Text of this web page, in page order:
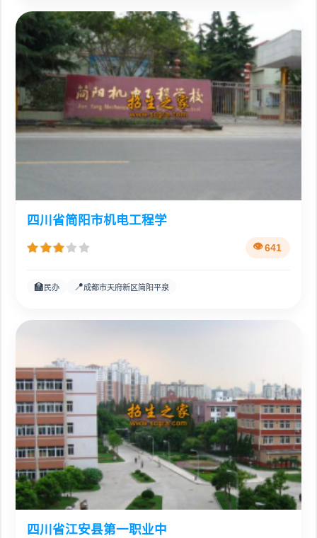
四川省简阳市机电工程学
641
🏫 民办 📍成都市天府新区简阳平泉
四川省江安县第一职业中